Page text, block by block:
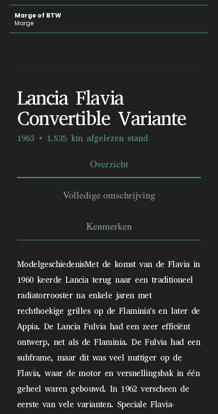
Marge of BTW
Marge
Lancia Flavia
Convertible Variante
1963 1.535 km afgelezen stand
Overzicht
Volledige omschrijving
Kenmerken
ModelgeschiedenisMet de komst van de Flavia in
1960 keerde Lancia terug naar een traditioneel
radiatorrooster na enkele jaren met
rechthoekige grilles op de Flaminia's en later de
Appia. De Lancia Fulvia had een zeer efficiënt
ontwerp, net als de Flaminia. De Fulvia had een
subframe, maar dit was veel nuttiger op de
Flavia, waar de motor en versnellingsbak in één
geheel waren gebouwd. In 1962 verscheen de
eerste van vele varianten. Speciale Flavia-